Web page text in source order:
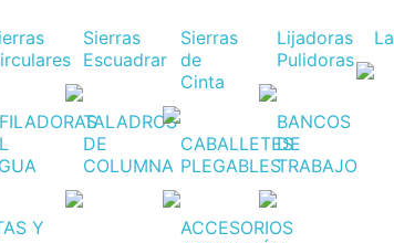
Sierras
Escuadrar
TALADROS
DE
COLUMNA
Sierras
de
Cinta
CABALLETES
PLEGABLES
Lijadoras
Pulidoras
BANCOS
DE
TRABAJO
Y
ACCESORIOS